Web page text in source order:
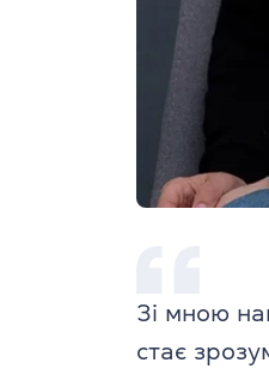
Зі мною
стає